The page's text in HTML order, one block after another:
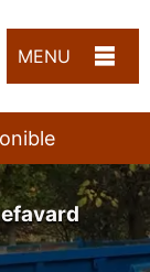
MENU